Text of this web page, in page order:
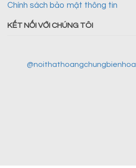
Chính sách bảo mật thông tin
KẾT NỐI VỚI CHÚNG TÔI
@noithathoangchungbienhoa